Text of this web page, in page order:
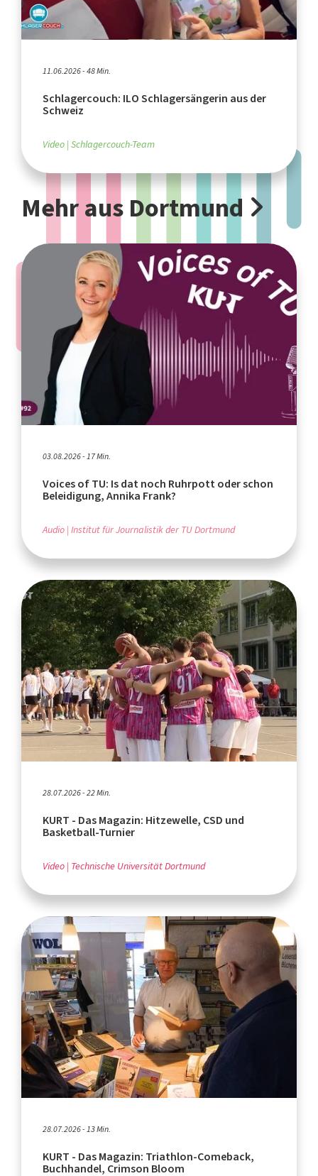
11.06.2026 - 48 Min.
Schlagercouch: ILO Schlagersängerin aus der
Schweiz
Video Schlagercouch-Team
Mehr aus Dortmund
03.08.2026 - 17 Min.
Voices of TU: Is dat noch Ruhrpott oder schon
Beleidigung, Annika Frank?
Audio Institut für Journalistik der TU Dortmund
28.07.2026 - 22 Min.
KURT - Das Magazin: Hitzewelle, CSD und
Basketball-Turnier
Video Technische Universität Dortmund
28.07.2026 - 13 Min.
KURT - Das Magazin: Triathlon-Comeback,
Buchhandel, Crimson Bloom